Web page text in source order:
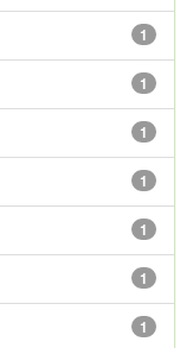
1
1
1
1
1
1
1